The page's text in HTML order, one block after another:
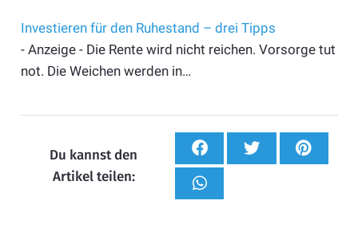
Investieren für den Ruhestand – drei Tipps
- Anzeige - Die Rente wird nicht reichen. Vorsorge tut
not. Die Weichen werden in…
Du kannst den
Artikel teilen: